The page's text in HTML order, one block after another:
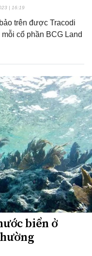
| 16:19
trên được Tracodi
cổ phần BCG Land
biển ở